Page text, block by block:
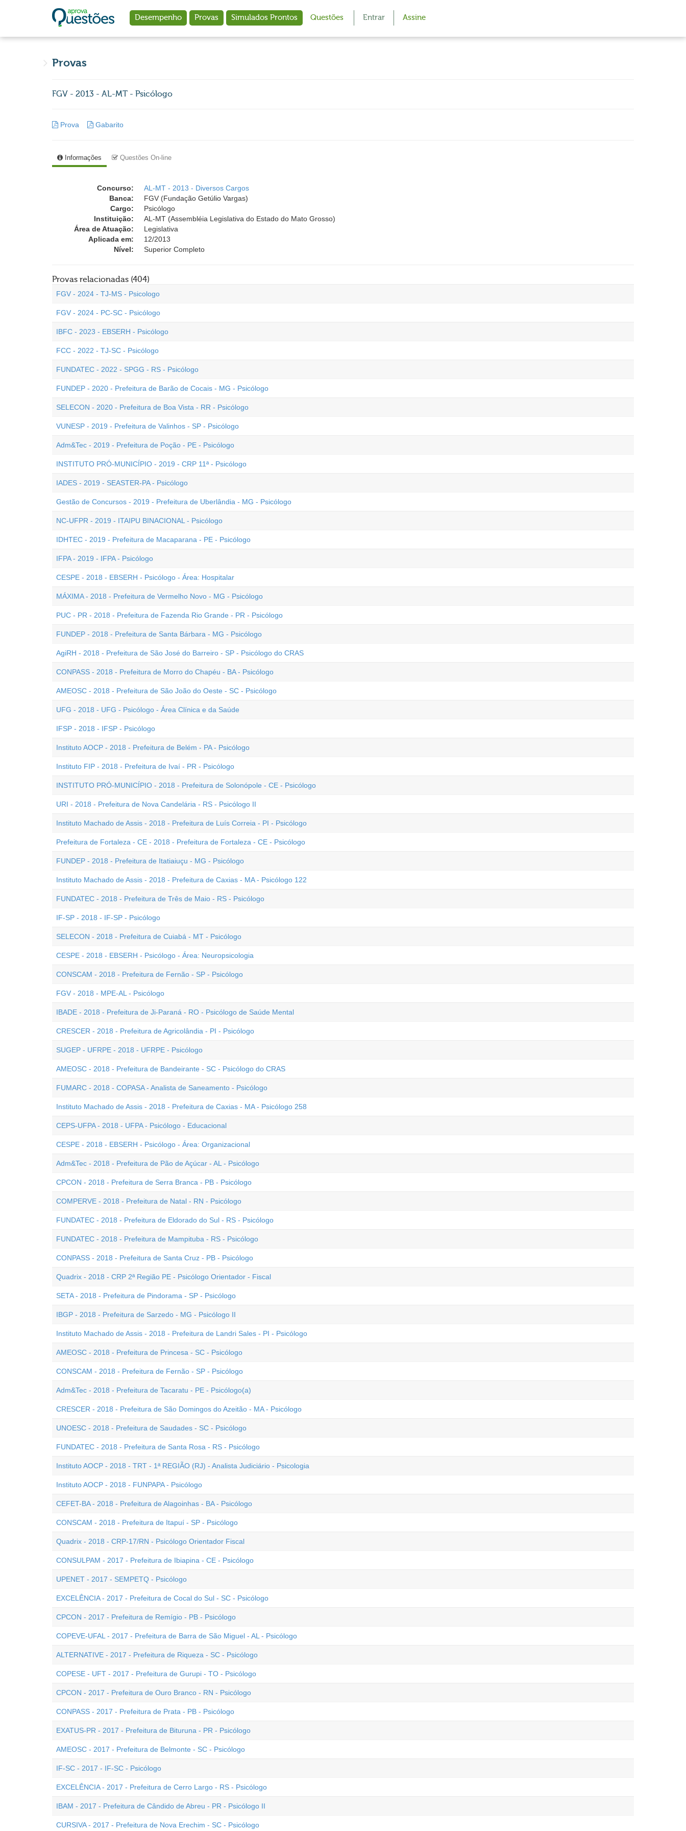
Desempenho Provas Simulados Prontos Questões Entrar Assine
Provas
FGV - 2013 - AL-MT - Psicólogo
Prova Gabarito
Informações Questões On-line
Concurso:
AL-MT - 2013 - Diversos Cargos
Banca:
FGV (Fundação Getúlio Vargas)
Cargo:
Psicólogo
Instituição:
AL-MT (Assembléia Legislativa do Estado do Mato Grosso)
Área de Atuação:
Legislativa
Aplicada em:
12/2013
Nível:
Superior Completo
Provas relacionadas (404)
FGV - 2024 - TJ-MS - Psicologo
FGV - 2024 - PC-SC - Psicólogo
IBFC - 2023 - EBSERH - Psicólogo
FCC - 2022 - TJ-SC - Psicólogo
FUNDATEC - 2022 - SPGG - RS - Psicólogo
FUNDEP - 2020 - Prefeitura de Barão de Cocais - MG - Psicólogo
SELECON - 2020 - Prefeitura de Boa Vista - RR - Psicólogo
VUNESP - 2019 - Prefeitura de Valinhos - SP - Psicólogo
Adm&Tec - 2019 - Prefeitura de Poção - PE - Psicólogo
INSTITUTO PRÓ-MUNICÍPIO - 2019 - CRP 11ª - Psicólogo
IADES - 2019 - SEASTER-PA - Psicólogo
Gestão de Concursos - 2019 - Prefeitura de Uberlândia - MG - Psicólogo
NC-UFPR - 2019 - ITAIPU BINACIONAL - Psicólogo
IDHTEC - 2019 - Prefeitura de Macaparana - PE - Psicólogo
IFPA - 2019 - IFPA - Psicólogo
CESPE - 2018 - EBSERH - Psicólogo - Área: Hospitalar
MÁXIMA - 2018 - Prefeitura de Vermelho Novo - MG - Psicólogo
PUC - PR - 2018 - Prefeitura de Fazenda Rio Grande - PR - Psicólogo
FUNDEP - 2018 - Prefeitura de Santa Bárbara - MG - Psicólogo
AgiRH - 2018 - Prefeitura de São José do Barreiro - SP - Psicólogo do CRAS
CONPASS - 2018 - Prefeitura de Morro do Chapéu - BA - Psicólogo
AMEOSC - 2018 - Prefeitura de São João do Oeste - SC - Psicólogo
UFG - 2018 - UFG - Psicólogo - Área Clínica e da Saúde
IFSP - 2018 - IFSP - Psicólogo
Instituto AOCP - 2018 - Prefeitura de Belém - PA - Psicólogo
Instituto FIP - 2018 - Prefeitura de Ivaí - PR - Psicólogo
INSTITUTO PRÓ-MUNICÍPIO - 2018 - Prefeitura de Solonópole - CE - Psicólogo
URI - 2018 - Prefeitura de Nova Candelária - RS - Psicólogo II
Instituto Machado de Assis - 2018 - Prefeitura de Luís Correia - PI - Psicólogo
Prefeitura de Fortaleza - CE - 2018 - Prefeitura de Fortaleza - CE - Psicólogo
FUNDEP - 2018 - Prefeitura de Itatiaiuçu - MG - Psicólogo
Instituto Machado de Assis - 2018 - Prefeitura de Caxias - MA - Psicólogo 122
FUNDATEC - 2018 - Prefeitura de Três de Maio - RS - Psicólogo
IF-SP - 2018 - IF-SP - Psicólogo
SELECON - 2018 - Prefeitura de Cuiabá - MT - Psicólogo
CESPE - 2018 - EBSERH - Psicólogo - Área: Neuropsicologia
CONSCAM - 2018 - Prefeitura de Fernão - SP - Psicólogo
FGV - 2018 - MPE-AL - Psicólogo
IBADE - 2018 - Prefeitura de Ji-Paraná - RO - Psicólogo de Saúde Mental
CRESCER - 2018 - Prefeitura de Agricolândia - PI - Psicólogo
SUGEP - UFRPE - 2018 - UFRPE - Psicólogo
AMEOSC - 2018 - Prefeitura de Bandeirante - SC - Psicólogo do CRAS
FUMARC - 2018 - COPASA - Analista de Saneamento - Psicólogo
Instituto Machado de Assis - 2018 - Prefeitura de Caxias - MA - Psicólogo 258
CEPS-UFPA - 2018 - UFPA - Psicólogo - Educacional
CESPE - 2018 - EBSERH - Psicólogo - Área: Organizacional
Adm&Tec - 2018 - Prefeitura de Pão de Açúcar - AL - Psicólogo
CPCON - 2018 - Prefeitura de Serra Branca - PB - Psicólogo
COMPERVE - 2018 - Prefeitura de Natal - RN - Psicólogo
FUNDATEC - 2018 - Prefeitura de Eldorado do Sul - RS - Psicólogo
FUNDATEC - 2018 - Prefeitura de Mampituba - RS - Psicólogo
CONPASS - 2018 - Prefeitura de Santa Cruz - PB - Psicólogo
Quadrix - 2018 - CRP 2ª Região PE - Psicólogo Orientador - Fiscal
SETA - 2018 - Prefeitura de Pindorama - SP - Psicólogo
IBGP - 2018 - Prefeitura de Sarzedo - MG - Psicólogo II
Instituto Machado de Assis - 2018 - Prefeitura de Landri Sales - PI - Psicólogo
AMEOSC - 2018 - Prefeitura de Princesa - SC - Psicólogo
CONSCAM - 2018 - Prefeitura de Fernão - SP - Psicólogo
Adm&Tec - 2018 - Prefeitura de Tacaratu - PE - Psicólogo(a)
CRESCER - 2018 - Prefeitura de São Domingos do Azeitão - MA - Psicólogo
UNOESC - 2018 - Prefeitura de Saudades - SC - Psicólogo
FUNDATEC - 2018 - Prefeitura de Santa Rosa - RS - Psicólogo
Instituto AOCP - 2018 - TRT - 1ª REGIÃO (RJ) - Analista Judiciário - Psicologia
Instituto AOCP - 2018 - FUNPAPA - Psicólogo
CEFET-BA - 2018 - Prefeitura de Alagoinhas - BA - Psicólogo
CONSCAM - 2018 - Prefeitura de Itapuí - SP - Psicólogo
Quadrix - 2018 - CRP-17/RN - Psicólogo Orientador Fiscal
CONSULPAM - 2017 - Prefeitura de Ibiapina - CE - Psicólogo
UPENET - 2017 - SEMPETQ - Psicólogo
EXCELÊNCIA - 2017 - Prefeitura de Cocal do Sul - SC - Psicólogo
CPCON - 2017 - Prefeitura de Remígio - PB - Psicólogo
COPEVE-UFAL - 2017 - Prefeitura de Barra de São Miguel - AL - Psicólogo
ALTERNATIVE - 2017 - Prefeitura de Riqueza - SC - Psicólogo
COPESE - UFT - 2017 - Prefeitura de Gurupi - TO - Psicólogo
CPCON - 2017 - Prefeitura de Ouro Branco - RN - Psicólogo
CONPASS - 2017 - Prefeitura de Prata - PB - Psicólogo
EXATUS-PR - 2017 - Prefeitura de Bituruna - PR - Psicólogo
AMEOSC - 2017 - Prefeitura de Belmonte - SC - Psicólogo
IF-SC - 2017 - IF-SC - Psicólogo
EXCELÊNCIA - 2017 - Prefeitura de Cerro Largo - RS - Psicólogo
IBAM - 2017 - Prefeitura de Cândido de Abreu - PR - Psicólogo II
CURSIVA - 2017 - Prefeitura de Nova Erechim - SC - Psicólogo